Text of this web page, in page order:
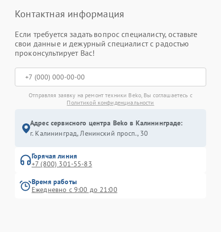
Контактная информация
Если требуется задать вопрос специалисту, оставьте
свои данные и дежурный специалист с радостью
проконсультирует Вас!
Отправляя заявку на ремонт техники Beko, Вы соглашаетесь с
Политикой конфиденциальности
Адрес сервисного центра Beko в Калининграде:
г. Калининград, Ленинский просп., 30
Горячая линия
+7 (800) 301-55-83
Время работы
Ежедневно с 9:00 до 21:00